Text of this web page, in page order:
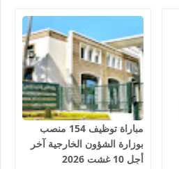
مباراة توظيف 154 منصب
بوزارة الشؤون الخارجية آخر
أجل 10 غشت 2026